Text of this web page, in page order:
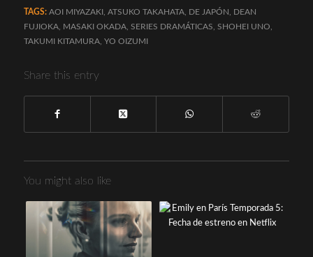
TAGS: AOI MIYAZAKI ATSUKO TAKAHATA, DE JAPÓN
DEAN
FUJIOKA, MASAKI OKADA, SERIES DRAMÁTICAS SHOHEI UNO
TAKUMI KITAMURA, YO OIZUMI
Share this entry
You might also like